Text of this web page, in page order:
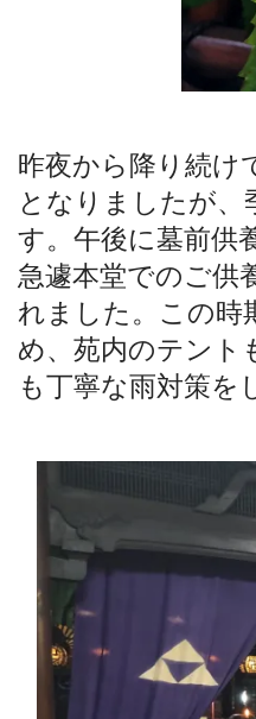
昨夜から降り続け
となりましたが、
す。午後に墓前供
急遽本堂でのご供
れました。この時
め、苑内のテント
も丁寧な雨対策を